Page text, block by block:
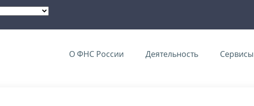
О ФНС России Деятельность Сервисы